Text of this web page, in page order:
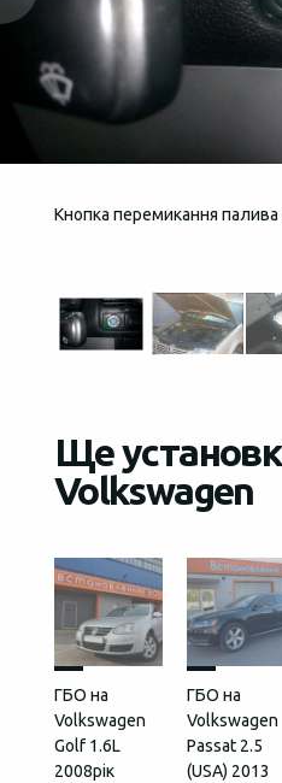
Кнопка перемикання палива
Ще
Volkswagen
ГБО на
Volkswagen
Golf 1.6L
2008рік
ГБО на
Volkswagen
Passat 2.5
(USA) 2013